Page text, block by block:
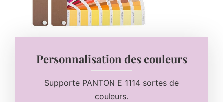
Personnalisation des couleurs
Supporte PANTON E 1114 sortes de
couleurs.